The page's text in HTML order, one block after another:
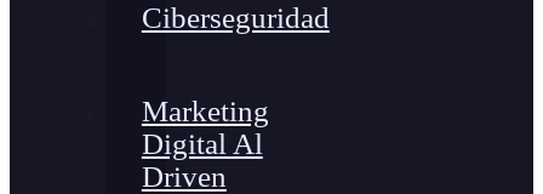
Ciberseguridad
Marketing
Digital Al
Driven